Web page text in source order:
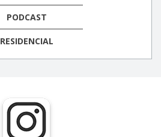
PODCAST
RESIDENCIAL